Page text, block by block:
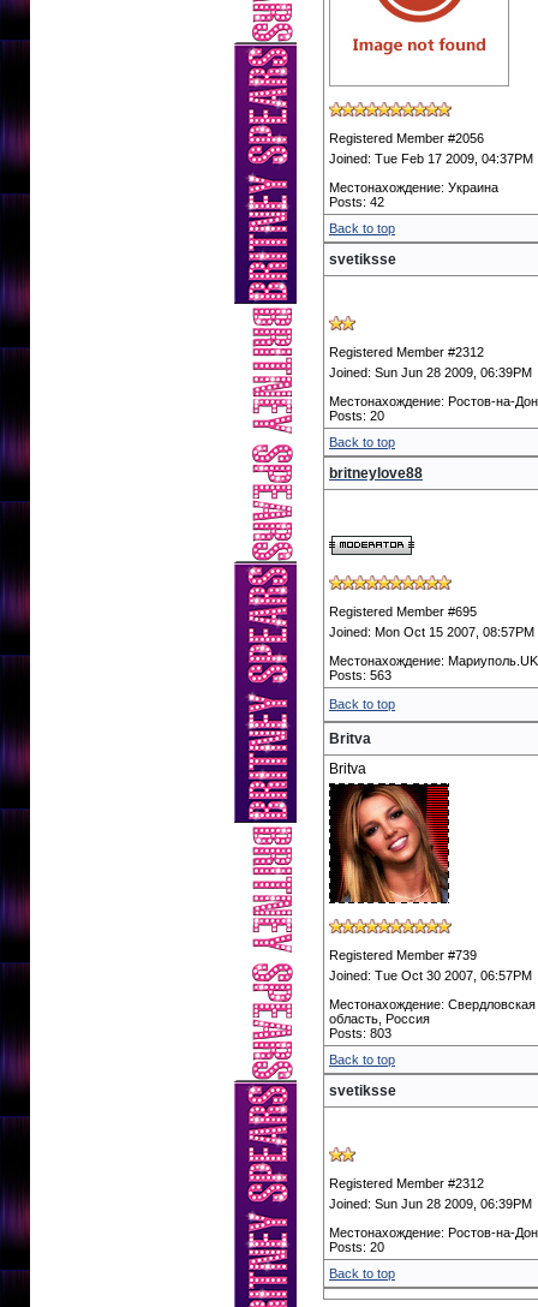
Registered Member #2056
Joined: Tue Feb 17 2009, 04:37PM
Местонахождение: Украина
Posts: 42
Back to top
svetiksse
Registered Member #2312
Joined: Sun Jun 28 2009, 06:39PM
Местонахождение: Ростов-на-
Posts: 20
Back to top
britneylove88
Registered Member #695
Joined: Mon Oct 15 2007, 08:57PM
Местонахождение:
Posts: 563
Back to top
Britva
Britva
Registered Member #739
Joined: Tue Oct 30 2007, 06:57PM
Местонахождение: Свердловская
область, Россия
Posts: 803
Back to top
svetiksse
Registered Member #2312
Joined: Sun Jun 28 2009, 06:39PM
Местонахождение: Ростов-на-
Posts: 20
Back to top